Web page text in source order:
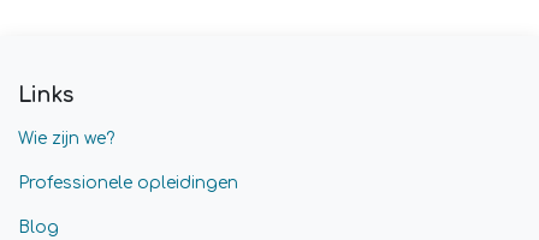
Links
Wie zijn we?
Professionele opleidingen
Blog